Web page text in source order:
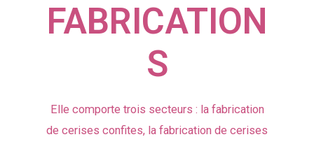
FABRICATION
S
Elle comporte trois secteurs : la fabrication
de cerises confites, la fabrication de cerises